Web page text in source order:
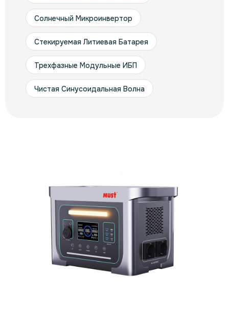
Солнечный Микроинвертор
Стекируемая Литиевая Батарея
Трехфазные Модульные ИБП
Чистая Синусоидальная Волна